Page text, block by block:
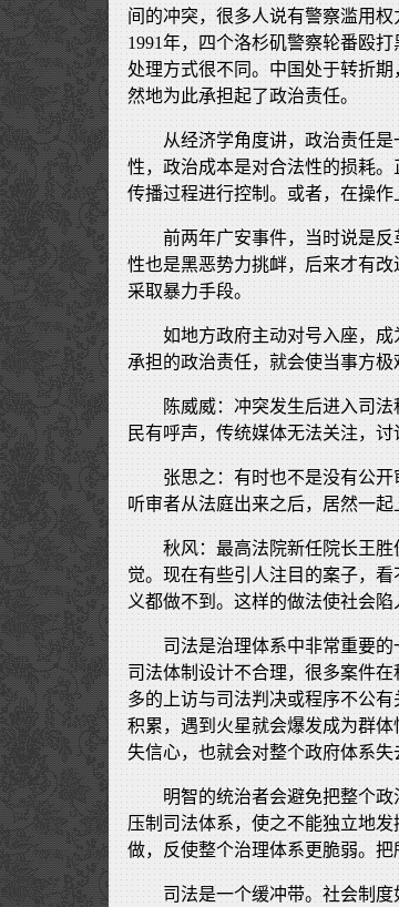
间的冲突，很多人说有警察滥用
1991年，四个洛杉矶警察轮番殴
处理方式很不同。中国处于转折
然地为此承担起了政治责任。
从经济学角度讲，政治责任
性，政治成本是对合法性的损耗
传播过程进行控制。或者，在操
前两年广安事件，当时说是
性也是黑恶势力挑衅，后来才有
采取暴力手段。
如地方政府主动对号入座，
承担的政治责任，就会使当事方
陈威威：冲突发生后进入司
民有呼声，传统媒体无法关注，讨
张思之：有时也不是没有公
听审者从法庭出来之后，居然一
秋风：最高法院新任院长王
觉。现在有些引人注目的案子，
义都做不到。这样的做法使社会陷
司法是治理体系中非常重要
司法体制设计不合理，很多案件
多的上访与司法判决或程序不公
积累，遇到火星就会爆发成为群
失信心，也就会对整个政府体系失
明智的统治者会避免把整个
压制司法体系，使之不能独立地
做，反使整个治理体系更脆弱。
司法是一个缓冲带。社会制